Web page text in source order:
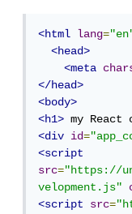
<html lang=
<head>
<meta
</head>
<body>
<h1> my
<div
id=
<script
src="https://
velopment.js"
<script
src=